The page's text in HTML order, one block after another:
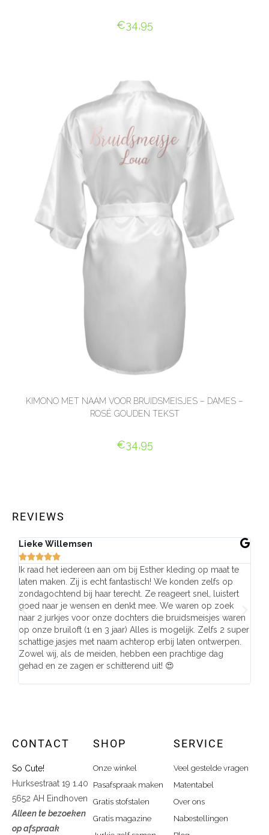
€34,95
KIMONO MET NAAM VOOR BRUIDSMEISJES – DAMES –
ROSÉ GOUDEN TEKST
€34,95
REVIEWS
Lieke Willemsen

Ik raad het iedereen aan om bij Esther kleding op maat te
laten maken. Zij is echt fantastisch! We konden zelfs op
zondagochtend bij haar terecht. Ze reageert snel, luistert
goed naar je wensen en denkt mee. We waren op zoek
naar 2 jurkjes voor onze dochters die bruidsmeisjes waren
op onze bruiloft (1 en 3 jaar) Alles is mogelijk. Zelfs 2 super
schattige jasjes met naam achterop erbij laten ontwerpen.
Zowel wij, als de meiden, hebben een prachtige dag
gehad en ze zagen er schitterend uit! 😍
CONTACT
So Cute!
Hurksestraat 19 1.40
5652 AH Eindhoven
Alleen te bezoeken
op afspraak
SHOP
Onze winkel
Pasafspraak maken
Gratis stofstalen
Gratis magazine
SERVICE
Veel gestelde vragen
Matentabel
Over ons
Nabestellingen